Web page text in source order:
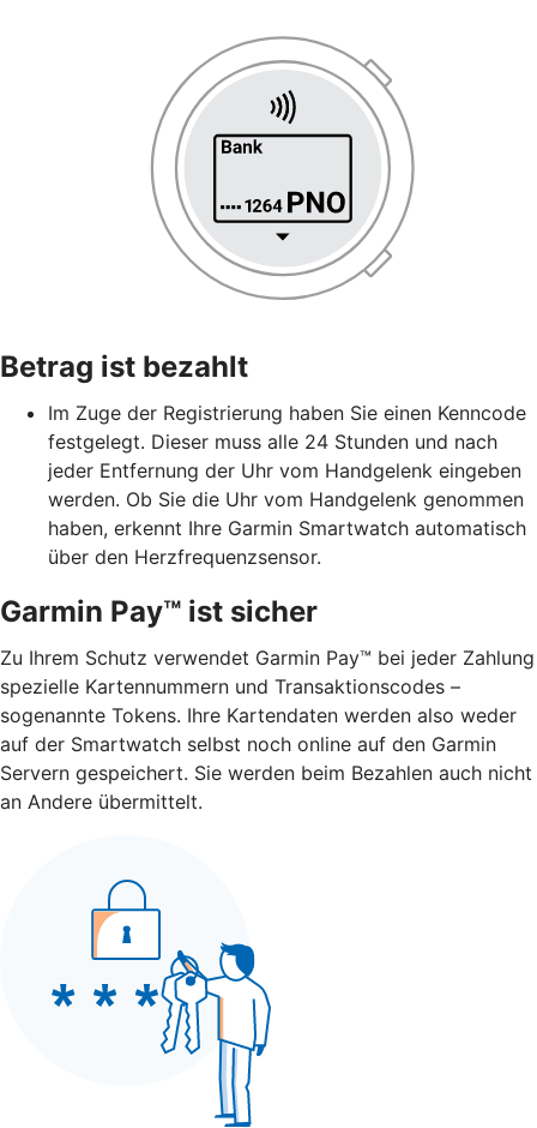
Betrag ist bezahlt
Im Zuge der Registrierung haben Sie einen Kenncode
festgelegt. Dieser muss alle 24 Stunden und nach
jeder Entfernung der Uhr vom Handgelenk eingeben
werden. Ob Sie die Uhr vom Handgelenk genommen
haben, erkennt Ihre Garmin Smartwatch automatisch
über den Herzfrequenzsensor.
Garmin Pay™ ist sicher
Zu Ihrem Schutz verwendet Garmin Pay™ bei jeder Zahlung
spezielle Kartennummern und Transaktionscodes –
sogenannte Tokens. Ihre Kartendaten werden also weder
auf der Smartwatch selbst noch online auf den Garmin
Servern gespeichert. Sie werden beim Bezahlen auch nicht
an Andere übermittelt.